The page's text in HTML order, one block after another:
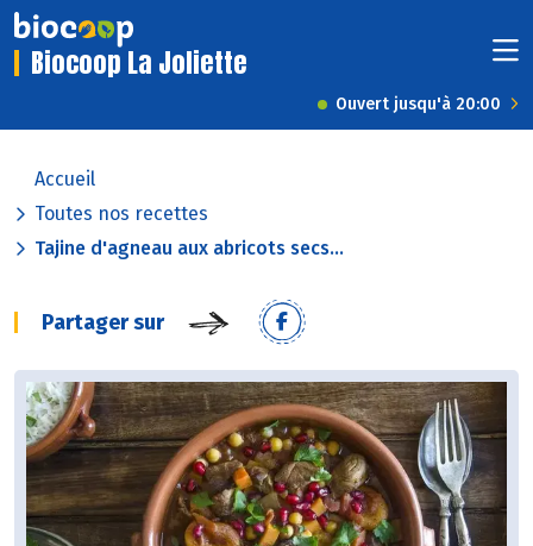
Biocoop La Joliette
Ouvert jusqu'à 20:00
Accueil
Toutes nos recettes
Tajine d'agneau aux abricots secs...
Partager sur